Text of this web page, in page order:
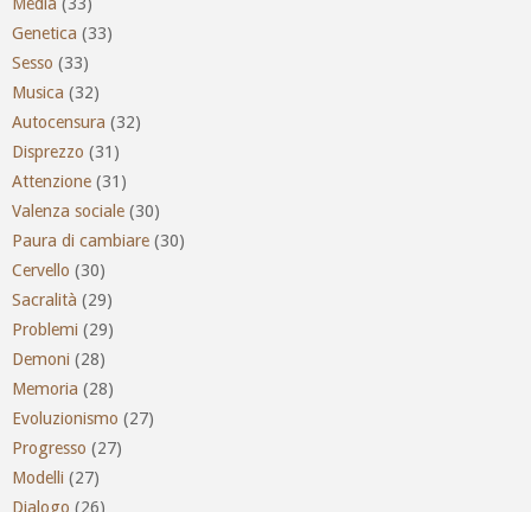
Genetica (33)
Sesso (33)
Musica (32)
Autocensura (32)
Disprezzo (31)
Attenzione (31)
Valenza sociale (30)
Paura di cambiare (30)
Cervello (30)
Sacralità (29)
Problemi (29)
Demoni (28)
Memoria (28)
Evoluzionismo (27)
Progresso (27)
Modelli (27)
Dialogo (26)